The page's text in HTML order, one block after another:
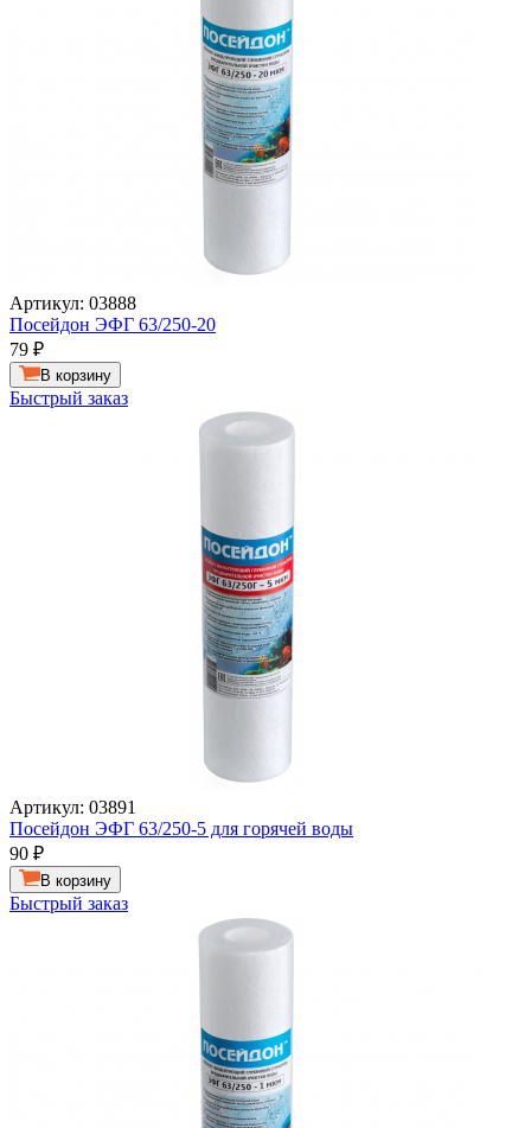
Артикул: 03888
Посейдон ЭФГ 63/250-20
79 ₽
В корзину
Быстрый заказ
Артикул: 03891
Посейдон ЭФГ 63/250-5 для горячей воды
90 ₽
В корзину
Быстрый заказ